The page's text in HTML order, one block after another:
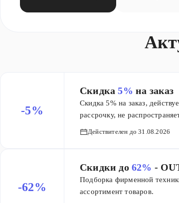
-5%
Скидка 5% на заказ
Скидка 5% на заказ,
рассрочку, не
Действителен до 31.08.2026
-62%
Скидки до62% -
Подборка фирменной
ассортимент товаров.